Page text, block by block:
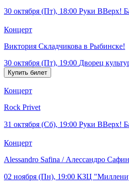
30 октября (Пт), 18:00 Руки ВВерх!
Концерт
Виктория Складчикова в Рыбинске!
30 октября (Пт), 19:00 Дворец
Концерт
Rock Privet
31 октября (Сб), 19:00 Руки ВВерх!
Концерт
Alessandro Safina / Алессандро
02 ноября (Пн), 19:00 КЗЦ